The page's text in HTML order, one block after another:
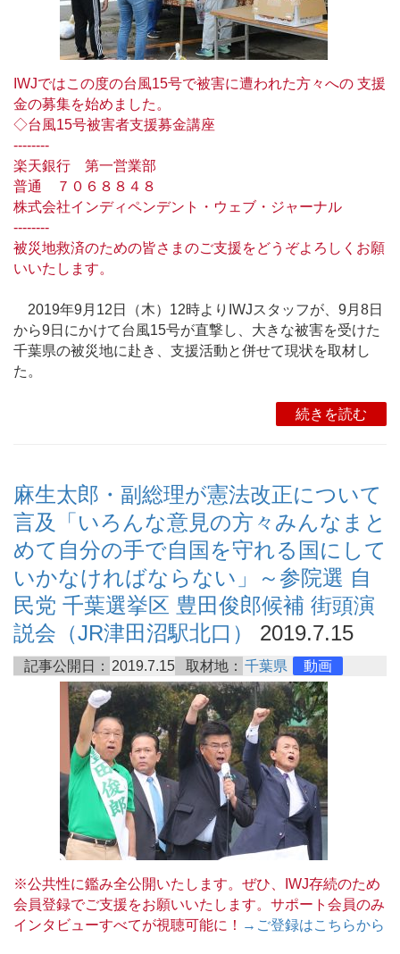
IWJではこの度の台風15号で被害に遭われた方々への 支援
金の募集を始めました。
◇台風15号被害者支援募金講座
--------
楽天銀行 第一営業部
普通 ７０６８８４８
株式会社インディペンデント・ウェブ・ジャーナル
--------
被災地救済のための皆さまのご支援をどうぞよろしくお願
いいたします。
2019年9月12日（木）12時よりIWJスタッフが、9月8日
から9日にかけて台風15号が直撃し、大きな被害を受けた
千葉県の被災地に赴き、支援活動と併せて現状を取材し
た。
続きを読む
麻生太郎・副総理が憲法改正について
言及「いろんな意見の方々みんなまと
めて自分の手で自国を守れる国にして
いかなければならない」～参院選 自
民党 千葉選挙区 豊田俊郎候補 街頭演
説会（JR津田沼駅北口）
2019.7.15
記事公開日： 2019.7.15 取材地： 千葉県 動画
※公共性に鑑み全公開いたします。ぜひ、IWJ存続のため
会員登録でご支援をお願いいたします。サポート会員のみ
インタビューすべてが視聴可能に！ →ご登録はこちらから